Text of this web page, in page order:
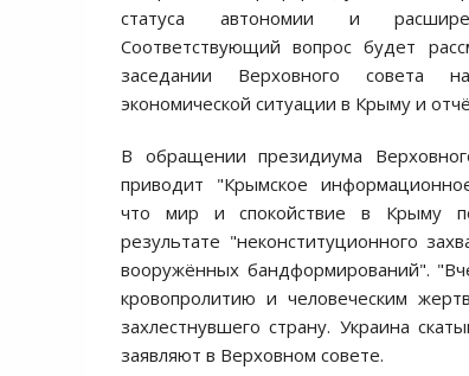
статуса автономии и
Соответствующий вопрос будет
заседании Верховного совета
экономической ситуации в Крыму и
В обращении президиума
приводит "Крымское
что мир и спокойствие в Крыму
результате "неконституционного
вооружённых бандформирований".
кровопролитию и человеческим
захлестнувшего страну. Украина
заявляют в Верховном совете.